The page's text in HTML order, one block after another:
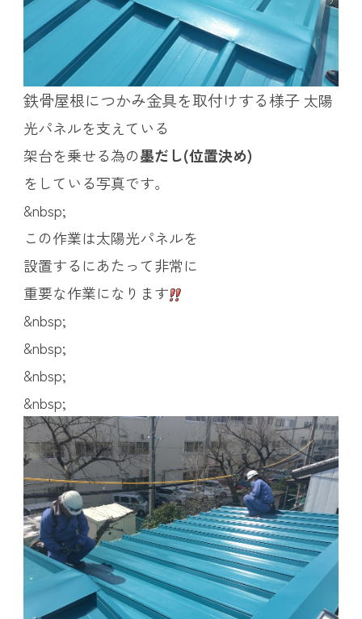
鉄骨屋根につかみ金具を取付けする様子 太陽
光パネルを支えている
架台を乗せる為の墨だし(位置決め)
をしている写真です。
&nbsp;
この作業は太陽光パネルを
設置するにあたって非常に
重要な作業になります
&nbsp;
&nbsp;
&nbsp;
&nbsp;